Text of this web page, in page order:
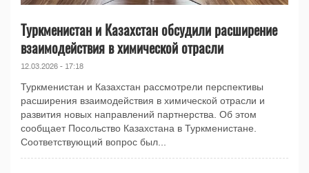
Туркменистан и Казахстан обсудили расширение
взаимодействия в химической отрасли
12.03.2026 - 17:18
Туркменистан и Казахстан рассмотрели перспективы
расширения взаимодействия в химической отрасли и
развития новых направлений партнерства. Об этом
сообщает Посольство Казахстана в Туркменистане.
Соответствующий вопрос был...